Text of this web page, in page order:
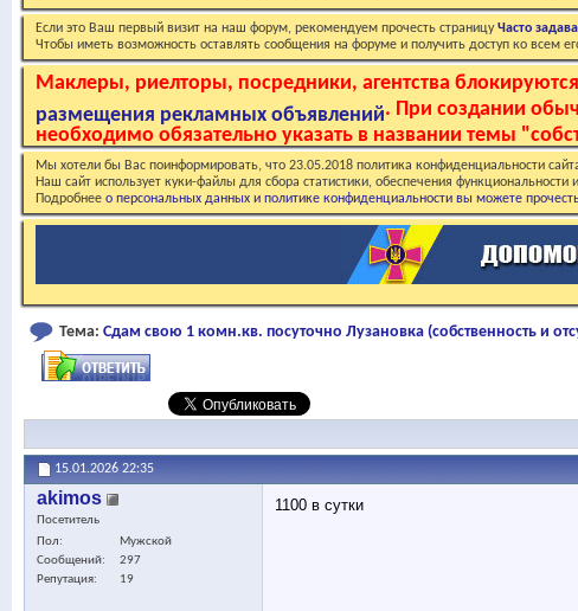
Если это Ваш первый визит на наш форум, рекомендуем прочесть страницуЧасто
Чтобы иметь возможность оставлять сообщения на форуме и получить доступ ко всем
Маклеры, риелторы, посредники, агентства
размещения рекламных объявлений. При создании
необходимо обязательно указать в названии темы
Мы хотели бы Вас поинформировать, что 23.05.2018 политика конфиденциальности
Наш сайт использует куки-файлы для сбора статистики, обеспечения
Подробнее о персональных данных и политике конфиденциальности вы можете
Тема: Сдам свою 1 комн.кв. посуточно Лузановка (собственность и
15.01.2026 22:35
akimos
Посетитель
Пол
Мужской
Сообщений
297
Репутация
19
1100 в сутки